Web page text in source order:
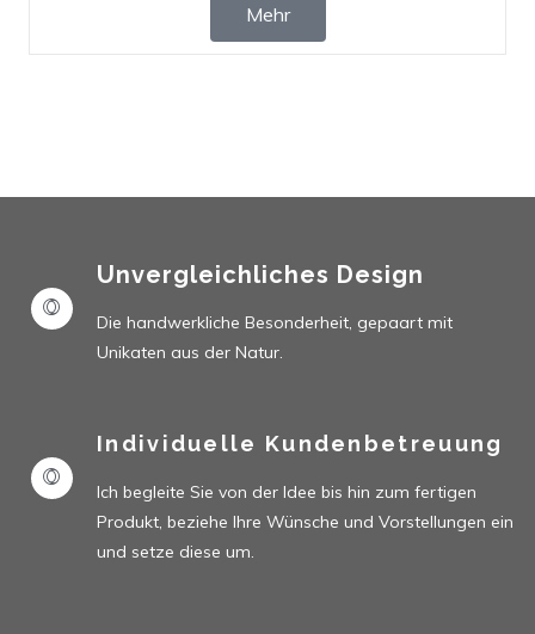
Mehr
Unvergleichliches Design
Die handwerkliche Besonderheit, gepaart mit
Unikaten aus der Natur.
Individuelle Kundenbetreuung
Ich begleite Sie von der Idee bis hin zum fertigen
Produkt, beziehe Ihre Wünsche und Vorstellungen ein
und setze diese um.